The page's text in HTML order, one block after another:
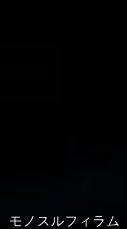
モノスルフィラム